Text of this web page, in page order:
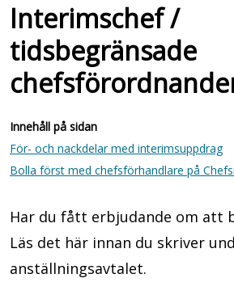
Interimschef /
tidsbegränsade
Innehåll på sidan
För- och nackdelar med interimsuppdrag
Bolla först med chefsförhandlare på
Har du fått erbjudande om att
Läs det här innan du skriver
anställningsavtalet.